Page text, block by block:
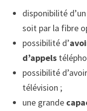
disponibilité
soit par la fibre
possibilité d’
d’appels
possibilité
télévision ;
une grande